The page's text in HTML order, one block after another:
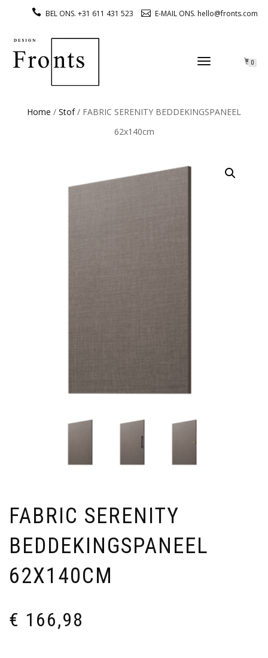
BEL ONS. +31 611 431 523 E-MAIL ONS. hello@fronts.com
TOGGLE
0
Home / Stof/ FABRIC SERENITY BEDDEKINGSPANEEL
62x140cm
FABRIC SERENITY
BEDDEKINGSPANEEL
62X140CM
€ 166,98